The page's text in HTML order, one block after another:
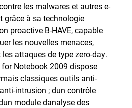
les malwares et autres e-
grâce à sa technologie
proactive B-HAVE, capable
les nouvelles menaces,
attaques de type zero-day.
Notebook 2009 dispose
classiques outils anti-
intrusion ; dun contrôle
module danalyse des